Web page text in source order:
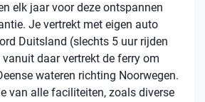
elk jaar voor deze ontspannen
Je vertrekt met eigen auto
Duitsland (slechts 5 uur rijden
daar vertrekt de ferry om
wateren richting Noorwegen.
van alle faciliteiten, zoals diverse